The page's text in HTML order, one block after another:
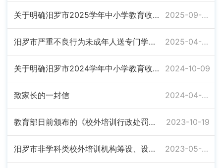
关于明确汨罗市2025学年中小学教育收费有关事项的通知 2025-09-30
汨罗市严重不良行为未成年人送专门学校矫治教育实施方案 2025-04-09
关于明确汨罗市2024学年中小学教育收费有关事项的通知 2024-10-09
致家长的一封信 2024-04-08
教育部日前颁布的《校外培训行政处罚暂行办法》从10月15日起施行 2023-10-19
汨罗市非学科类校外培训机构筹设、设立办理流程和材料清单 2023-05-09